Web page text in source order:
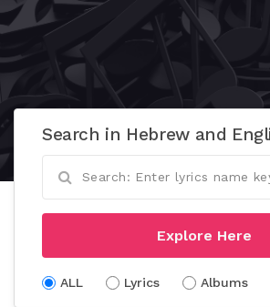
Search in Hebrew and
Explore Here
ALL Lyrics Albums